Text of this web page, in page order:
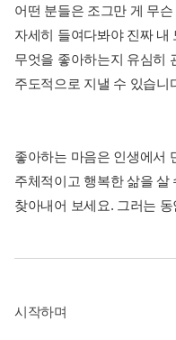
어떤 분들은 조그만 게 무
자세히 들여다봐야 진짜 내
무엇을 좋아하는지 유심히
주도적으로 지낼 수 있습니
좋아하는 마음은 인생에서
주체적이고 행복한 삶을 살
찾아내어 보세요. 그러는
시작하며